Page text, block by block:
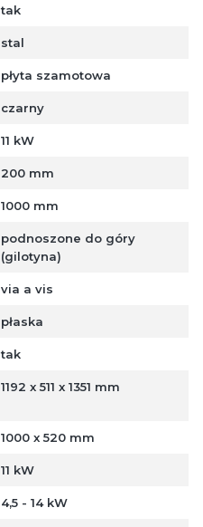
tak
stal
płyta szamotowa
czarny
11 kW
200 mm
1000 mm
podnoszone do góry
(gilotyna)
via a vis
płaska
tak
1192 x 511 x 1351 mm
1000 x 520 mm
11 kW
4,5 - 14 kW